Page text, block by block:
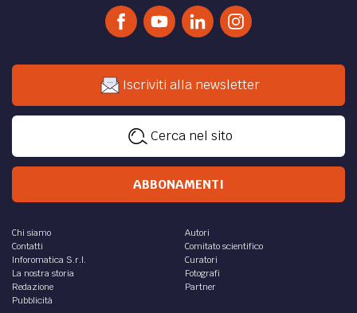
Iscriviti alla newsletter
Cerca nel sito
ABBONAMENTI
Chi siamo
Contatti
Inforomatica S.r.l.
La nostra storia
Redazione
Pubblicità
Autori
Comitato scientifico
Curatori
Fotografi
Partner